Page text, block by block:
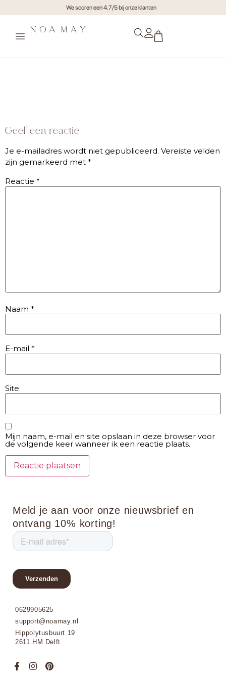
We scoren een 4.7/5 bij onze klanten
Geef een reactie
Je e-mailadres wordt niet gepubliceerd. Vereiste velden
zijn gemarkeerd met *
Reactie *
Naam *
E-mail *
Site
Mijn naam, e-mail en site opslaan in deze browser voor
de volgende keer wanneer ik een reactie plaats.
Meld je aan voor onze nieuwsbrief en
ontvang 10% korting!
0629905625
support@noamay.nl
Hippolytusbuurt 19
2611 HM Delft